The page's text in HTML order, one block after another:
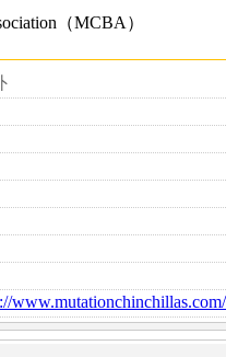
（MCBA）
www.mutationchinchillas.com/